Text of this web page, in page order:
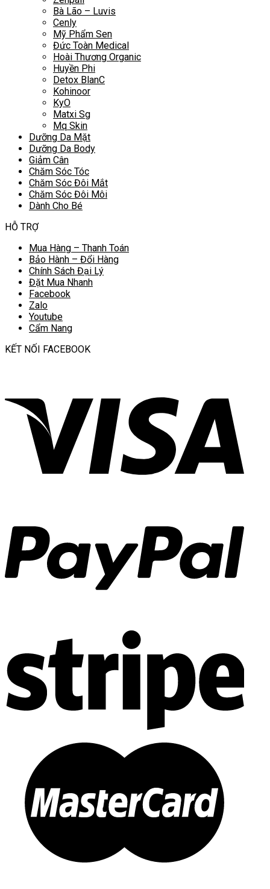
Bà Lão – Luvis
Cenly
Mỹ Phẩm Sen
Đức Toàn Medical
Hoài Thương Organic
Huyền Phi
Detox BlanC
Kohinoor
KyO
Matxi Sg
Mq Skin
Dưỡng Da Mặt
Dưỡng Da Body
Giảm Cân
Chăm Sóc Tóc
Chăm Sóc Đôi Mắt
Chăm Sóc Đôi Môi
Dành Cho Bé
HỖ TRỢ
Mua Hàng – Thanh Toán
Bảo Hành – Đổi Hàng
Chính Sách Đại Lý
Đặt Mua Nhanh
Facebook
Zalo
Youtube
Cẩm Nang
KẾT NỐI FACEBOOK